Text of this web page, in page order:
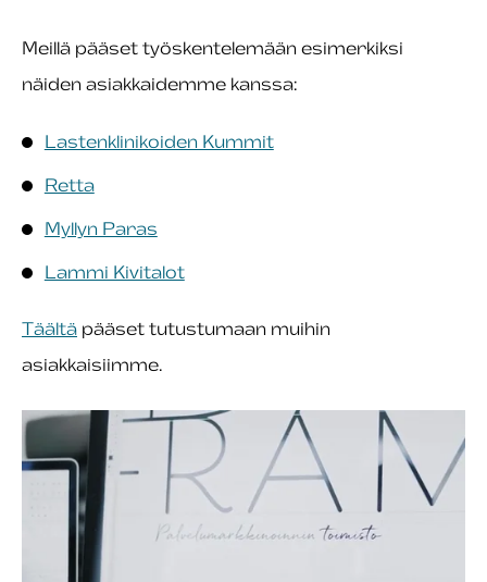
Meillä pääset työskentelemään esimerkiksi
näiden asiakkaidemme kanssa:
Lastenklinikoiden Kummit
Retta
Myllyn Paras
Lammi Kivitalot
Täältä pääset tutustumaan muihin
asiakkaisiimme.